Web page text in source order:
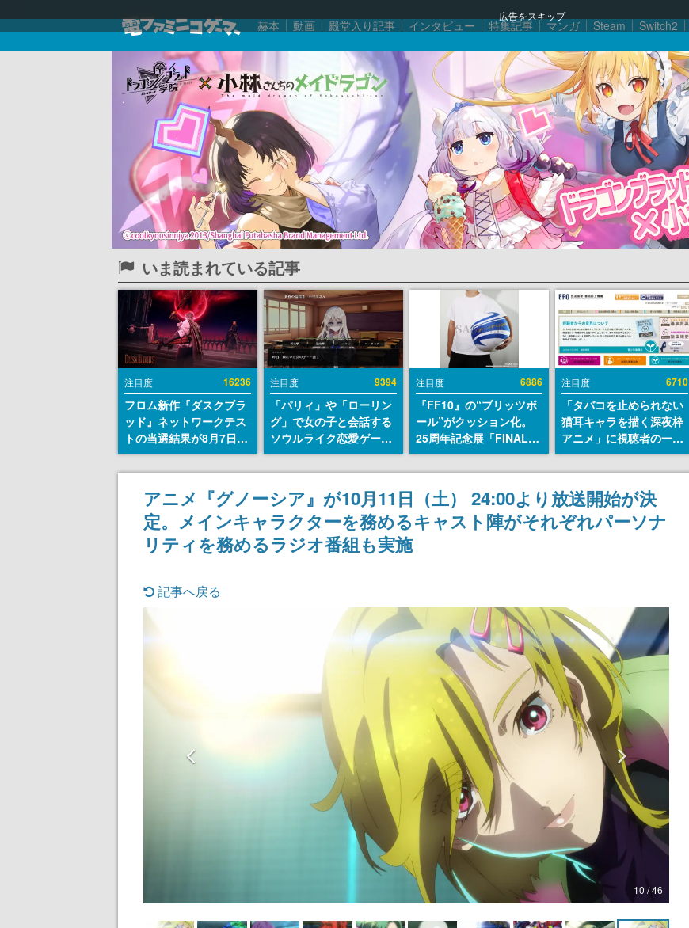
広告をスキップ
赫本 動画 殿堂入り記事 インタビュー 特集記事 マンガ Steam Switch2
いま読まれている記事
注目度 16236
フロム新作『ダスクブラ
ッド』ネットワークテス
トの当選結果が8月7日22
時に発表。応募サイトの
マイページから確認可
能、テスト実施は8月21
日～24日
注目度 9394
「パリィ」や「ローリン
グ」で女の子と会話する
ソウルライク恋愛ゲーム
『小早川さんはソウルラ
イク』無料公開。返事に
失敗すると「YOU
DIED」
注目度 6886
『FF10』の“ブリッツボ
ール”がクッション化。
25周年記念展「FINAL
FANTASY X MUSEUM-
幻光の記憶-」のグッズ情
報が一部公開
注目度 6710
「タバコを止められない
猫耳キャラを描く深夜枠
アニメ」に視聴者の一部
から批判意見。違法薬物
の使用と思しき描写も含
めて、BPOが議論を交わ
す
アニメ『グノーシア』が10月11日（土） 24:00より放送開始が決
定。メインキャラクターを務めるキャスト陣がそれぞれパーソナ
リティを務めるラジオ番組も実施
記事へ戻る
10 / 46